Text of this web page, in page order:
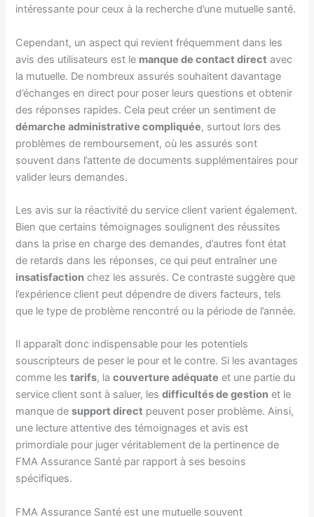
intéressante pour ceux à la recherche d’une mutuelle santé.
Cependant, un aspect qui revient fréquemment dans les
avis des utilisateurs est le manque de contact direct avec
la mutuelle. De nombreux assurés souhaitent davantage
d’échanges en direct pour poser leurs questions et obtenir
des réponses rapides. Cela peut créer un sentiment de
démarche administrative compliquée, surtout lors des
problèmes de remboursement, où les assurés sont
souvent dans l’attente de documents supplémentaires pour
valider leurs demandes.
Les avis sur la réactivité du service client varient également.
Bien que certains témoignages soulignent des réussites
dans la prise en charge des demandes, d’autres font état
de retards dans les réponses, ce qui peut entraîner une
insatisfaction chez les assurés. Ce contraste suggère que
l’expérience client peut dépendre de divers facteurs, tels
que le type de problème rencontré ou la période de l’année.
Il apparaît donc indispensable pour les potentiels
souscripteurs de peser le pour et le contre. Si les avantages
comme lestarifs, lacouverture adéquate et une partie du
service client sont à saluer, lesdifficultés de gestion et le
manque desupport direct peuvent poser problème. Ainsi,
une lecture attentive des témoignages et avis est
primordiale pour juger véritablement de la pertinence de
FMA Assurance Santé par rapport à ses besoins
spécifiques.
FMA Assurance Santé est une mutuelle souvent